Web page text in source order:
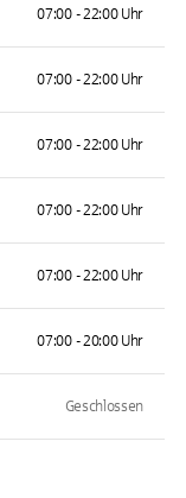
07:00 - 22:00 Uhr
07:00 - 22:00 Uhr
07:00 - 22:00 Uhr
07:00 - 22:00 Uhr
07:00 - 22:00 Uhr
07:00 - 20:00 Uhr
Geschlossen